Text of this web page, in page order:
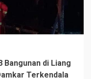
Bangunan di Liang
Terkendala